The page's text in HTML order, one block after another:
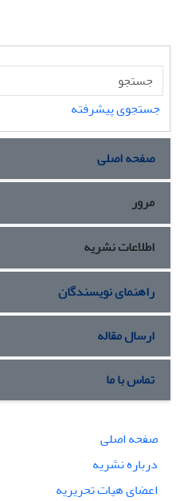
جستجوی پیشرفته
صفحه اصلی
مرور
اطلاعات نشریه
راهنمای نویسندگان
ارسال مقاله
تماس با ما
صفحه اصلی
درباره نشریه
اعضای هیات تحریریه